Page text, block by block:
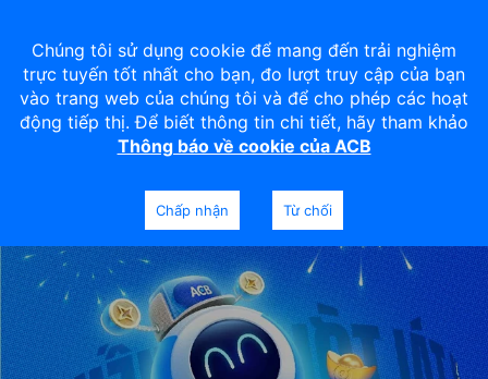
Chúng tôi sử dụng cookie để mang đến trải nghiệm
trực tuyến tốt nhất cho bạn, đo lượt truy cập của bạn
vào trang web của chúng tôi và để cho phép các hoạt
động tiếp thị. Để biết thông tin chi tiết, hãy tham khảo
Thông báo về cookie của ACB
Chấp nhận Từ chối